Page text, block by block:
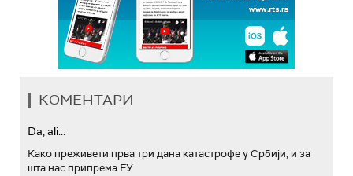
КОМЕНТАРИ
Da, ali...
Како преживети прва три дана катастрофе у Србији, и за
шта нас припрема ЕУ